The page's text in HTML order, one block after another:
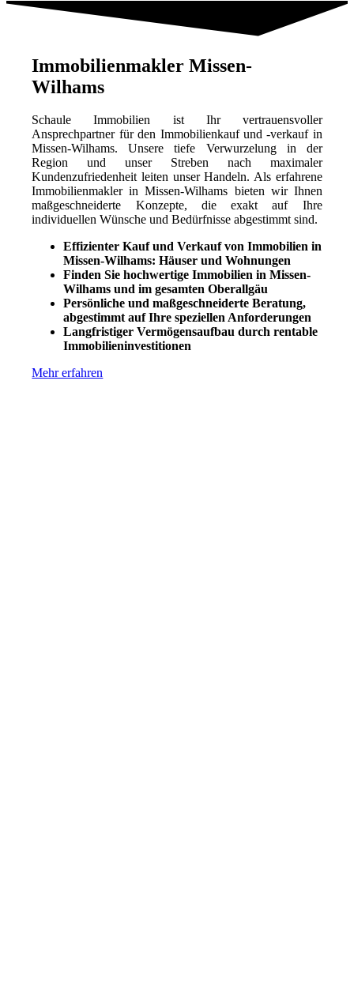
Immobilienmakler Missen-
Wilhams
Schaule Immobilien ist Ihr vertrauensvoller
Ansprechpartner für den Immobilienkauf und -verkauf in
Missen-Wilhams. Unsere tiefe Verwurzelung in der
Region und unser Streben nach maximaler
Kundenzufriedenheit leiten unser Handeln. Als erfahrene
Immobilienmakler in Missen-Wilhams bieten wir Ihnen
maßgeschneiderte Konzepte, die exakt auf Ihre
individuellen Wünsche und Bedürfnisse abgestimmt sind.
Effizienter Kauf und Verkauf von Immobilien in
Missen-Wilhams: Häuser und Wohnungen
Finden Sie hochwertige Immobilien in Missen-
Wilhams und im gesamten Oberallgäu
Persönliche und maßgeschneiderte Beratung,
abgestimmt auf Ihre speziellen Anforderungen
Langfristiger Vermögensaufbau durch rentable
Immobilieninvestitionen
Mehr erfahren